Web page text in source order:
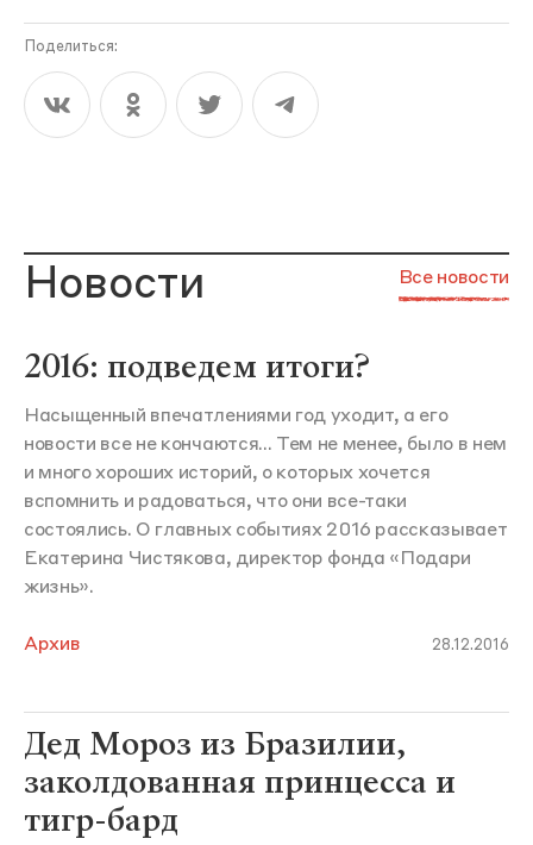
Поделиться:
Новости Все новости
2016: подведем итоги?
Насыщенный впечатлениями год уходит, а его
новости все не кончаются... Тем не менее, было в нем
и много хороших историй, о которых хочется
вспомнить и радоваться, что они все-таки
состоялись. О главных событиях 2016 рассказывает
Екатерина Чистякова, директор фонда «Подари
жизнь».
Архив 28.12.2016
Дед Мороз из Бразилии,
заколдованная принцесса и
тигр-бард